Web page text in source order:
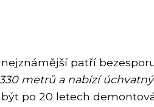
patří
metrů a nabízí
po 20 letech